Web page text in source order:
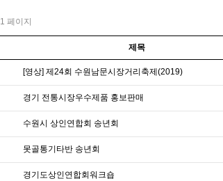
1 페이지
제목
[영상] 제24회 수원남문시장거리축제(2019)
경기 전통시장우수제품 홍보판매
수원시 상인연합회 송년회
못골통기타반 송년회
경기도상인연합회워크숍